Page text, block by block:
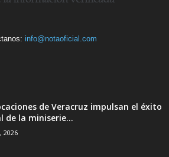
info@notaoficial.com
de Veracruz impulsan el éxito
de la miniserie...
2026